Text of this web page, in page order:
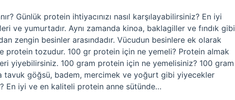
Günlük protein ihtiyacınızı nasıl karşılayabilirsiniz? En iyi
ve yumurtadır. Aynı zamanda kinoa, baklagiller ve fındık gibi
zengin besinler arasındadır. Vücudun besinlere ek olarak
protein tozudur. 100 gr protein için ne yemeli? Protein almak
yiyebilirsiniz. 100 gram protein için ne yemelisiniz? 100 gram
tavuk göğsü, badem, mercimek ve yoğurt gibi yiyecekler
En iyi ve en kaliteli protein anne sütünde…